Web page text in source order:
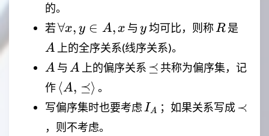
y
的。
若\forall
x,y
\in
A,x
∀x, y ∈ A,x 与y
y均可比，则称 R
R是
A 上的全序关系(线序关系)。
A
A 与 A
A 上的偏序关系 \preceq
⪯共称为偏序集，记
作 \langle
A,\preceq
\rangle
⟨A, ⪯⟩ 。
写偏序集时也要考虑 I_A
IA ；如果关系写成 \prec
≺
，则不考虑。